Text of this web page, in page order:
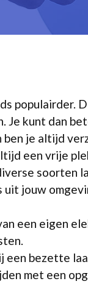
populairder.
Je kunt dan
je altijd
een vrije
soorten
jouw
een eigen
een bezette
met een